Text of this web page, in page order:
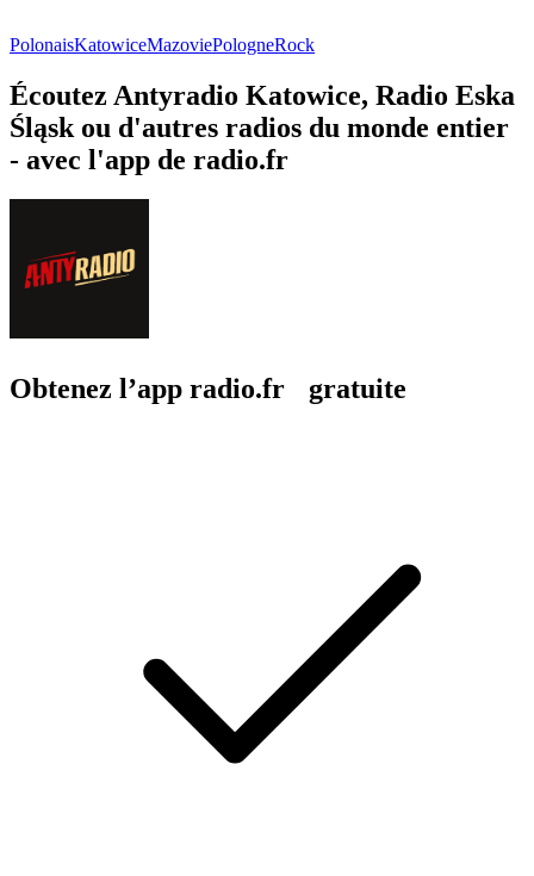
PolonaisKatowiceMazoviePologneRock
Écoutez Antyradio Katowice, Radio Eska
Śląsk ou d'autres radios du monde entier
- avec l'app de radio.fr
Obtenez l’app radio.fr gratuite